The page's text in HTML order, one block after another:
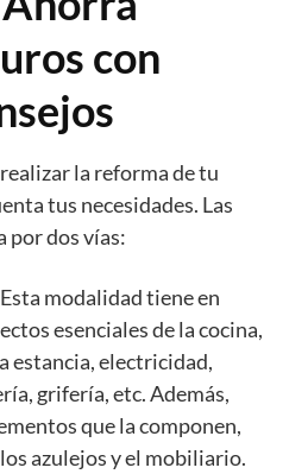
con
la reforma de tu
tus necesidades. Las
por dos vías:
modalidad tiene en
esenciales de la cocina,
estancia, electricidad,
grifería, etc. Además,
que la componen,
azulejos y el mobiliario.